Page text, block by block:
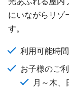
にいながらリゾ
す。
利用可能時
お子様のご
月～木、